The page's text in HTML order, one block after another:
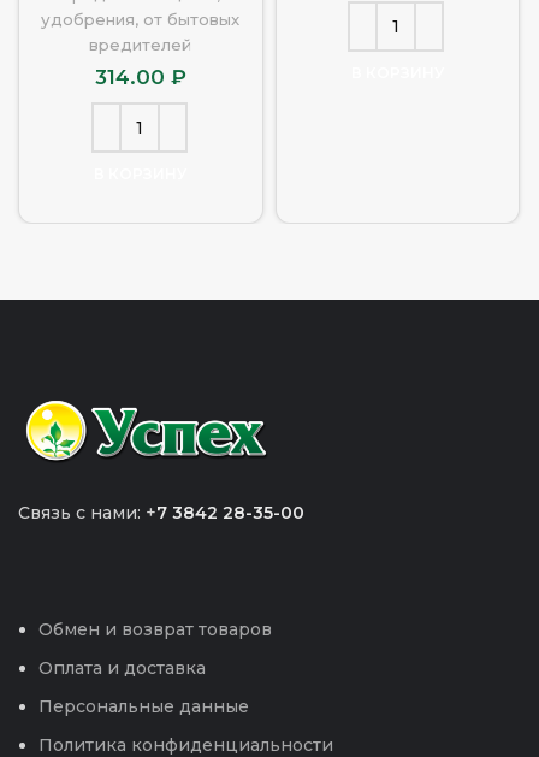
удобрения, от бытовых
вредителей
314.00 ₽
Связь с нами: +7 3842 28-35-00
Обмен и возврат товаров
Оплата и доставка
Персональные данные
Политика конфиденциальности